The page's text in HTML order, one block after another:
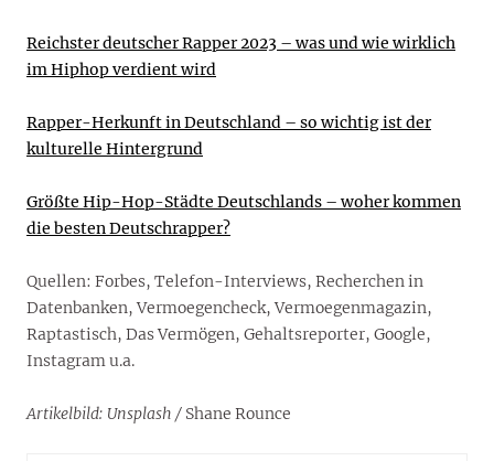
Reichsterdeutscher Rapper 2023 – was und wie wirklich
im Hiphop verdient wird
Rapper-Herkunft in Deutschland – so wichtig ist der
kulturelle Hintergrund
Größte Hip-Hop-Städte Deutschlands – woher kommen
die besten Deutschrapper?
Quellen: Forbes, Telefon-Interviews, Recherchen in
Datenbanken, Vermoegencheck, Vermoegenmagazin,
Raptastisch, Das Vermögen, Gehaltsreporter, Google,
Instagram u.a.
Artikelbild: Unsplash / Shane Rounce